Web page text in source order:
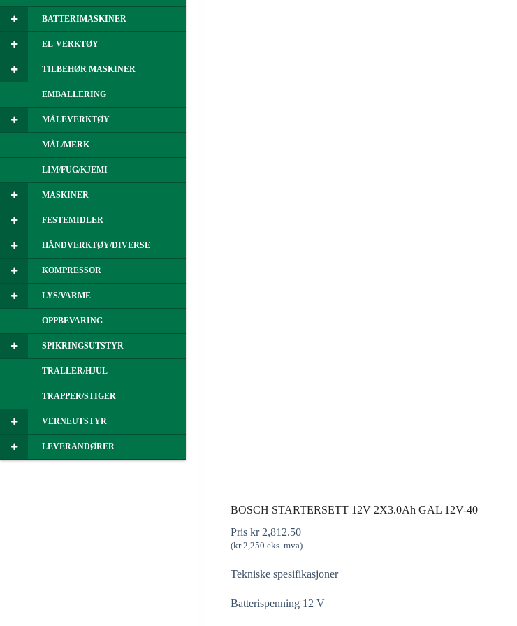
BOSCH STARTERSETT 12V 2X3.0Ah GAL 12V-40
Pris kr2,812.50
(kr2,250 eks. mva)
Tekniske spesifikasjoner
Batterispenning 12 V
BATTERIMASKINER
EL-VERKTØY
TILBEHØR MASKINER
EMBALLERING
MÅLEVERKTØY
MÅL/MERK
LIM/FUG/KJEMI
MASKINER
FESTEMIDLER
HÅNDVERKTØY/DIVERSE
KOMPRESSOR
LYS/VARME
OPPBEVARING
SPIKRINGSUTSTYR
TRALLER/HJUL
TRAPPER/STIGER
VERNEUTSTYR
LEVERANDØRER